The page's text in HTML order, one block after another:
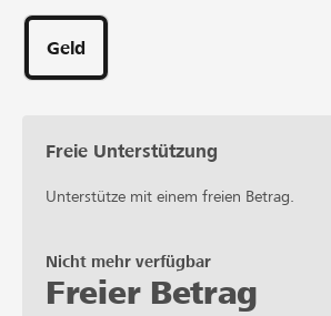
Geld
Freie Unterstützung
Unterstütze mit einem freien Betrag.
Freier Betrag
Nicht mehr verfügbar